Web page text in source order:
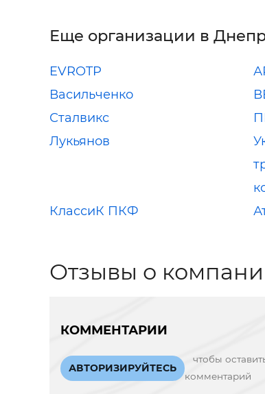
Еще организации в
EVROTP
Васильченко
Сталвикс
Лукьянов
КлассиК ПКФ
Отзывы о
КОММЕНТАРИИ
АВТОРИЗИРУЙТЕСЬ
чтобы
комментарий